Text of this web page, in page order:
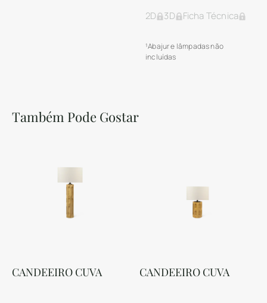
2D
3D Ficha Técnica
¹Abajur e lâmpadas não
incluídas
Também Pode Gostar
CANDEEIRO CUVA CANDEEIRO CUVA